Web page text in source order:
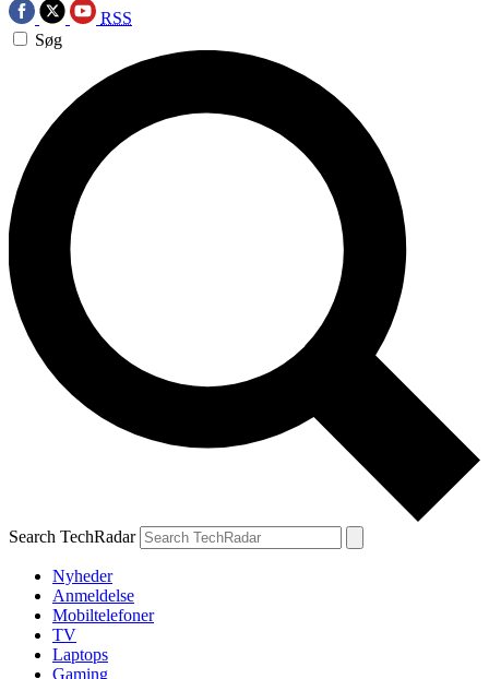
RSS
Søg
Search TechRadar
Nyheder
Anmeldelse
Mobiltelefoner
TV
Laptops
Gaming